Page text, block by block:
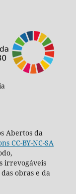
Abertos da
CC-BY-NC-SA
irrevogáveis
obras e da